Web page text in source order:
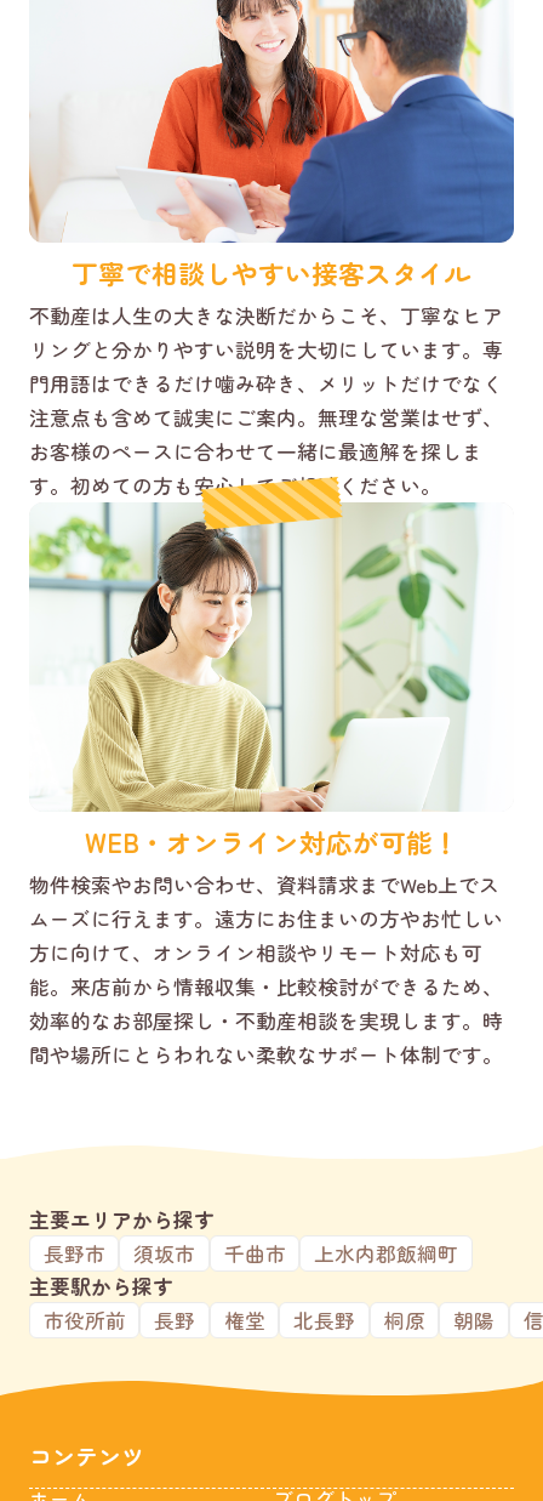
丁寧で相談しやすい接客スタイル
不動産は人生の大きな決断だからこそ、丁寧なヒア
リングと分かりやすい説明を大切にしています。専
門用語はできるだけ噛み砕き、メリットだけでなく
注意点も含めて誠実にご案内。無理な営業はせず、
お客様のペースに合わせて一緒に最適解を探しま
す。初めての方も安心してご相談ください。
WEB・オンライン対応が可能！
物件検索やお問い合わせ、資料請求までWeb上でス
ムーズに行えます。遠方にお住まいの方やお忙しい
方に向けて、オンライン相談やリモート対応も可
能。来店前から情報収集・比較検討ができるため、
効率的なお部屋探し・不動産相談を実現します。時
間や場所にとらわれない柔軟なサポート体制です。
主要エリアから探す
長野市
須坂市 千曲市
上水内郡飯綱町
主要駅から探す
市役所前
長野 権堂 北長野 桐原 朝陽
コンテンツ